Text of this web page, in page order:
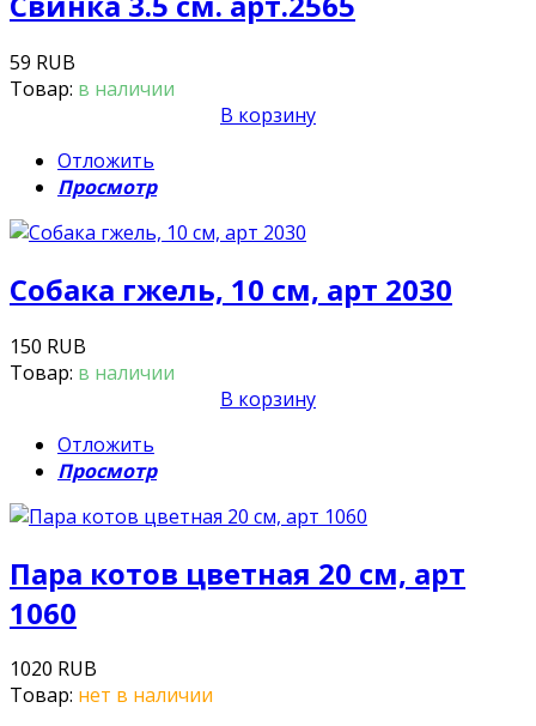
59 RUB
Товар: в наличии
В корзину
Отложить
Просмотр
Собака гжель, 10 см, арт 2030
150 RUB
Товар: в наличии
В корзину
Отложить
Просмотр
Пара котов цветная 20 см, арт
1060
1020 RUB
Товар: нет в наличии